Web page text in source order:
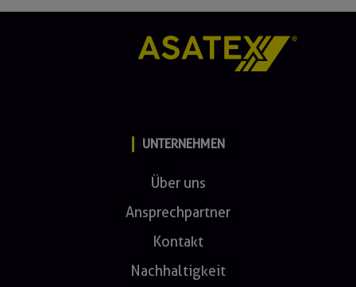
UNTERNEHMEN
Über uns
Ansprechpartner
Kontakt
Nachhaltigkeit